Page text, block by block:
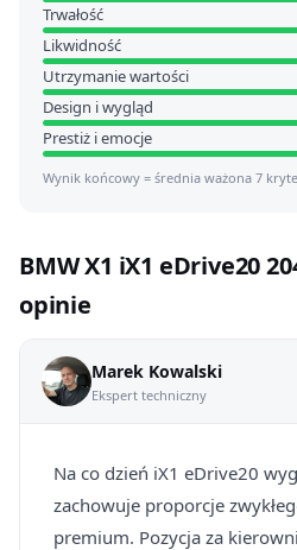
Trwałość
Likwidność
Utrzymanie wartości
Design i wygląd
Prestiż i emocje
Wynik końcowy = średnia ważona 7
BMW X1 iX1 eDrive20
opinie
Marek Kowalski
Ekspert techniczny
Na co dzień iX1 eDrive20
zachowuje proporcje
premium. Pozycja za